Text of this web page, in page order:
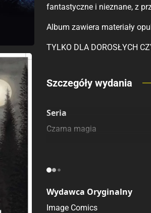
fantastyczne i nieznane, z
Album zawiera materiały
TYLKO DLA DOROSŁYCH
Porównaj ceny
Szczegóły wydania
Seria
Czarna magia
Wydawca Oryginalny
Image Comics